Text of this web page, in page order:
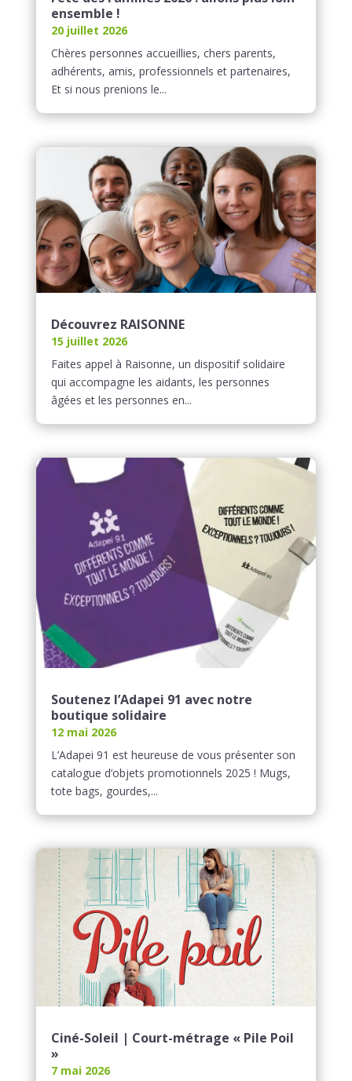
ensemble !
20 juillet 2026
Chères personnes accueillies, chers parents,
adhérents, amis, professionnels et partenaires,
Et si nous prenions le...
Découvrez RAISONNE
15 juillet 2026
Faites appel à Raisonne, un dispositif solidaire
qui accompagne les aidants, les personnes
âgées et les personnes en...
Soutenez l’Adapei 91 avec notre
boutique solidaire
12 mai 2026
L’Adapei 91 est heureuse de vous présenter son
catalogue d’objets promotionnels 2025 ! Mugs,
tote bags, gourdes,...
Ciné-Soleil | Court-métrage « Pile Poil
»
7 mai 2026